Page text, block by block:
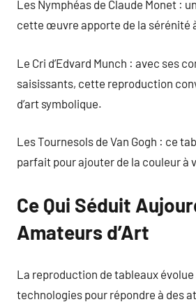
Les Nymphéas de Claude Monet :
cette œuvre apporte de la sérénité
Le Cri d’Edvard Munch : avec ses
saisissants, cette reproduction
d’art symbolique.
Les Tournesols de Van Gogh : ce
parfait pour ajouter de la couleur à
Ce Qui Séduit
Amateurs d’Art
La reproduction de tableaux
technologies pour répondre à des